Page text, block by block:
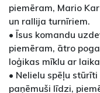
piemēram, Mario
un rallija turnīriem.
• Īsus komandu
piemēram, ātro
loģikas mīklu ar
• Nelielu spēļu
paņēmuši līdzi,